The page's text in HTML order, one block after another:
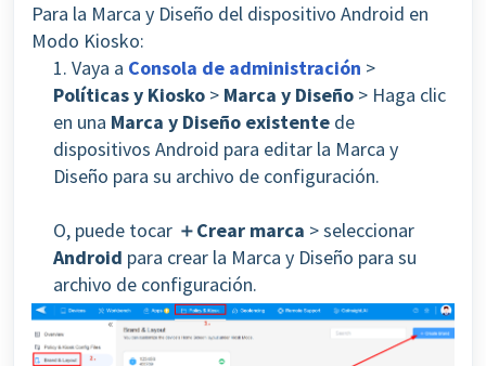
Para la Marca y Diseño del dispositivo Android en
Modo Kiosko:
1. Vaya a Consola de administración >
Políticas y Kiosko > Marca y Diseño > Haga clic
en una Marca y Diseño existente de
dispositivos Android para editar la Marca y
Diseño para su archivo de configuración.
O, puede tocar ＋Crear marca > seleccionar
Android para crear la Marca y Diseño para su
archivo de configuración.